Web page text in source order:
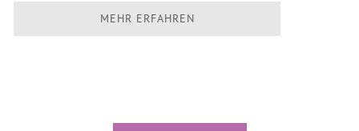
MEHR ERFAHREN